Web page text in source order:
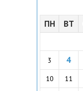
ПН ВТ
3 4
10 11